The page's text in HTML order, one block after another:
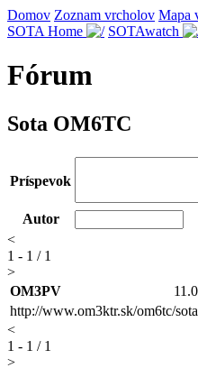
Domov Zoznam vrcholov Mapa
SOTA Home
SOTAwatch
Fórum
Sota OM6TC
Príspevok
Autor
<
1 - 1 / 1
>
OM3PV
http://www.om3ktr.sk/om6tc/
<
1 - 1 / 1
>